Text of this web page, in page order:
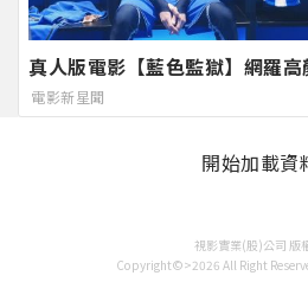
真人版電影【藍色監獄】網羅
電影新星聞
開始加載資
視影實業(股)公司 版
Copyright©>2026 All Right